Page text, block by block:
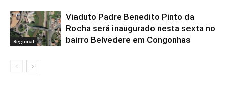
Regional
Viaduto Padre Benedito Pinto da
Rocha será inaugurado nesta sexta no
bairro Belvedere em Congonhas